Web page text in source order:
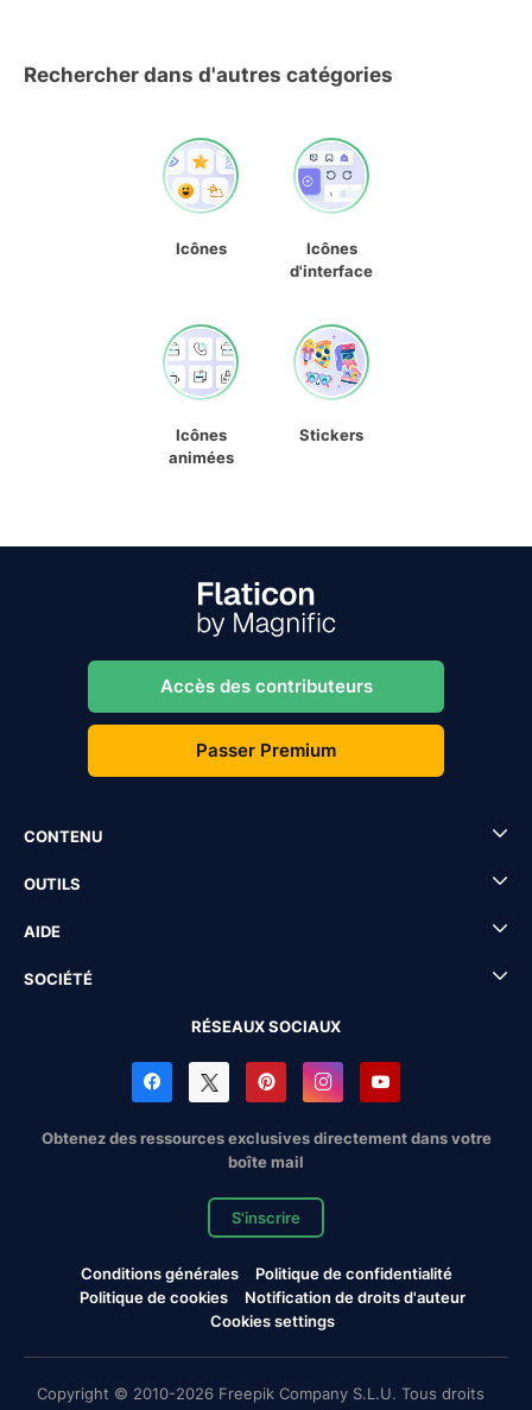
Rechercher dans d'autres catégories
Icônes
Icônes
d'interface
Icônes
animées
Stickers
Accès des contributeurs
Passer Premium
CONTENU
OUTILS
AIDE
SOCIÉTÉ
RÉSEAUX SOCIAUX
Obtenez des ressources exclusives directement dans votre
boîte mail
S'inscrire
Conditions générales
Politique de confidentialité
Politique de cookies
Notification de droits d'auteur
Cookies settings
Copyright © 2010-2026 Freepik Company S.L.U. Tous droits